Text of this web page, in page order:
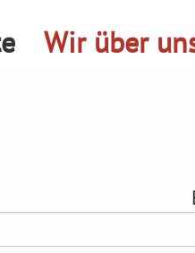
Wir über